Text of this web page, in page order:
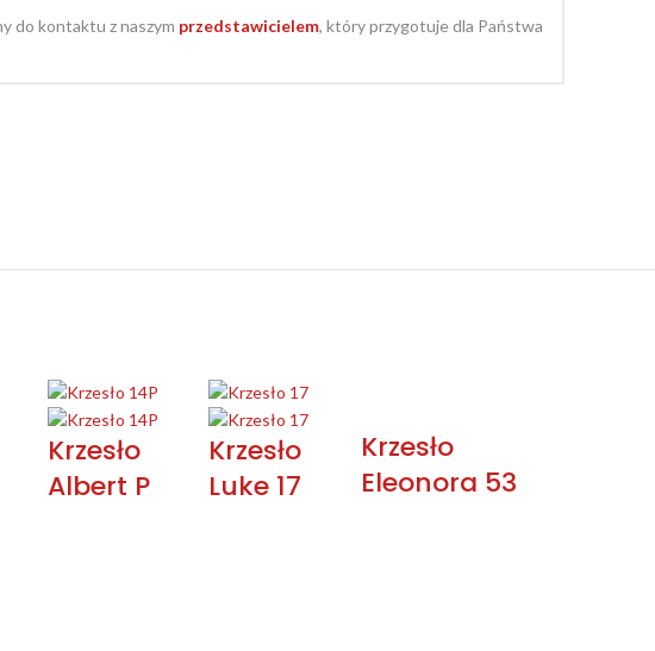
do kontaktu z naszym przedstawicielem, który przygotuje dla Państwa
Krzesło
Albert P
Krzesło
Luke 17
Krzesło
Eleonora 53